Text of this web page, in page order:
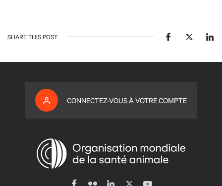
SHARE THIS POST
CONNECTEZ-VOUS À VOTRE COMPTE